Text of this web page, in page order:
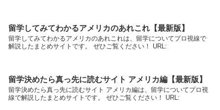
留学してみてわかるアメリカのあれこれ【最新版】
留学してみてわかるアメリカのあれこれは、留学についてプロ視線で
解説したまとめサイトです。 ぜひご覧ください！ URL:
留学決めたら真っ先に読むサイト アメリカ編【最新版】
留学決めたら真っ先に読むサイト アメリカ編は、留学についてプロ視
線で解説したまとめサイトです。 ぜひご覧ください！ URL: